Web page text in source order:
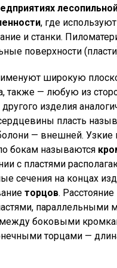
, где
и станки.
поверхности
именуют широкую
также — любую из
изделия
пласть
— внешней.
бокам называются
с пластями
сечения на концах
торцов.
параллельными
боковыми
торцами —